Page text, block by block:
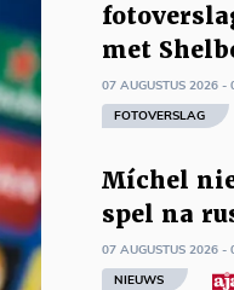
met
07 AUGUSTUS 2026 -
FOTOVERSLAG
Míchel
spel na
07 AUGUSTUS 2026 -
NIEUWS